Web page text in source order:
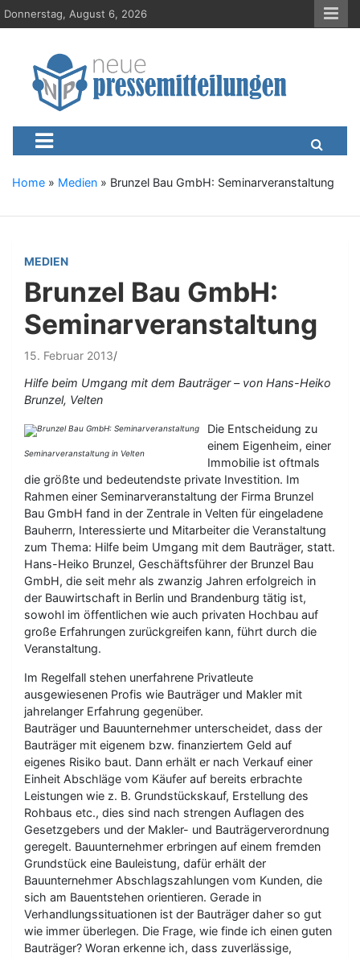
S
k
Donnerstag, August 6, 2026
Neue-
Presseportal, Nachrichten, News, Meldungen, Wirtschaft
Home » Medien » Brunzel Bau GmbH: Seminarveranstaltung
MEDIEN
Brunzel Bau GmbH:
Seminarveranstaltung
15. Februar 2013
Hilfe beim Umgang mit dem Bauträger – von Hans-Heiko
Brunzel, Velten
Seminarveranstaltung in Velten
Die Entscheidung zu
einem Eigenheim, einer
Immobilie ist oftmals
die größte und bedeutendste private Investition. Im
Rahmen einer Seminarveranstaltung der Firma Brunzel
Bau GmbH fand in der Zentrale in Velten für eingeladene
Bauherrn, Interessierte und Mitarbeiter die Veranstaltung
zum Thema: Hilfe beim Umgang mit dem Bauträger, statt.
Hans-Heiko Brunzel, Geschäftsführer der Brunzel Bau
GmbH, die seit mehr als zwanzig Jahren erfolgreich in
der Bauwirtschaft in Berlin und Brandenburg tätig ist,
sowohl im öffentlichen wie auch privaten Hochbau auf
große Erfahrungen zurückgreifen kann, führt durch die
Veranstaltung.
Im Regelfall stehen unerfahrene Privatleute
ausgewiesenen Profis wie Bauträger und Makler mit
jahrelanger Erfahrung gegenüber.
Bauträger und Bauunternehmer unterscheidet, dass der
Bauträger mit eigenem bzw. finanziertem Geld auf
eigenes Risiko baut. Dann erhält er nach Verkauf einer
Einheit Abschläge vom Käufer auf bereits erbrachte
Leistungen wie z. B. Grundstückskauf, Erstellung des
Rohbaus etc., dies sind nach strengen Auflagen des
Gesetzgebers und der Makler- und Bauträgerverordnung
geregelt. Bauunternehmer erbringen auf einem fremden
Grundstück eine Bauleistung, dafür erhält der
Bauunternehmer Abschlagszahlungen vom Kunden, die
sich am Bauentstehen orientieren. Gerade in
Verhandlungssituationen ist der Bauträger daher so gut
wie immer überlegen. Die Frage, wie finde ich einen guten
Bauträger? Woran erkenne ich, dass zuverlässige,